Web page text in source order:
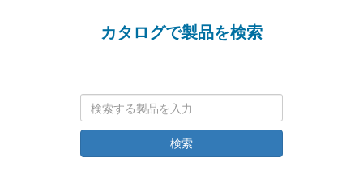
カタログで製品を検索
検索